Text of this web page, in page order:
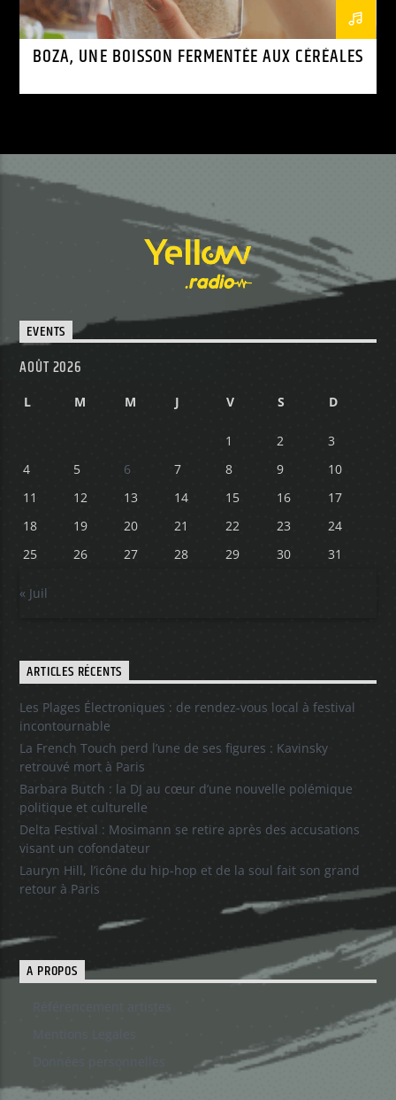
BOZA, UNE BOISSON FERMENTÉE AUX CÉRÉALES
EVENTS
AOÛT 2026
L M M J V S D
1 2
3
4
5 6 7 8 9
10
11
12 13 14 15 16
17
18
19 20 21 22 23
24
25
26 27 28 29 30 31
« Juil
ARTICLES RÉCENTS
Les Plages Électroniques : de rendez-vous local à festival
incontournable
La French Touch perd l’une de ses figures : Kavinsky
retrouvé mort à Paris
Barbara Butch : la DJ au cœur d’une nouvelle polémique
politique et culturelle
Delta Festival : Mosimann se retire après des accusations
visant un cofondateur
Lauryn Hill, l’icône du hip-hop et de la soul fait son grand
retour à Paris
A PROPOS